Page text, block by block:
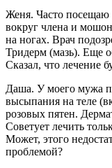
Женя. Часто посещаю
вокруг члена и
на ногах. Врач
Тридерм (мазь). Еще
Сказал, что лечение
Даша. У моего мужа
высыпания на теле
розовых пятен.
Советует лечить
Может, этого
проблемой?